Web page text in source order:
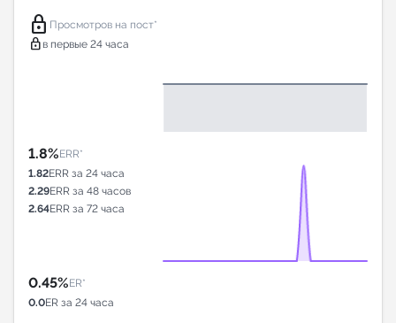
lock Просмотров на пост*
lock в первые 24 часа
1.8%ERR*
1.82ERR за 24 часа
2.29ERR за 48 часов
2.64ERR за 72 часа
0.45%ER*
0.0ER за 24 часа